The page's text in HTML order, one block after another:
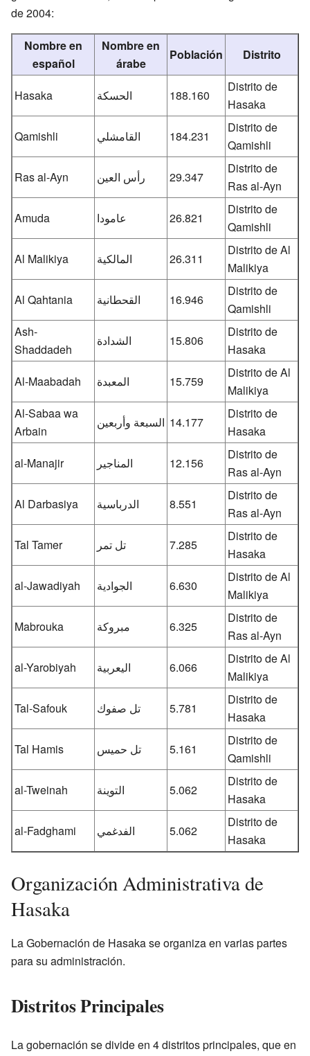
de 2004:
Nombre en
español
Nombre en
árabe
Población Distrito
Hasaka الحسكة 188.160
Distrito de
Hasaka
Qamishli
القامشلي 184.231
Distrito de
Qamishli
Ras al-Ayn
رأس العين 29.347
Distrito de
Ras al-Ayn
Amuda
عامودا 26.821
Distrito de
Qamishli
Al Malikiya
المالكية 26.311
Distrito de Al
Malikiya
Al Qahtania
القحطانية 16.946
Distrito de
Qamishli
Ash-
Shaddadeh
الشدادة 15.806
Distrito de
Hasaka
Al-Maabadah
المعبدة 15.759
Distrito de Al
Malikiya
Al-Sabaa wa
Arbain
السبعة وأربعين 14.177
Distrito de
Hasaka
al-Manajir
المناجير 12.156
Distrito de
Ras al-Ayn
Al Darbasiya
الدرباسية 8.551
Distrito de
Ras al-Ayn
Tal Tamer
تل تمر 7.285
Distrito de
Hasaka
al-Jawadiyah
الجوادية 6.630
Distrito de Al
Malikiya
Mabrouka
مبروكة 6.325
Distrito de
Ras al-Ayn
al-Yarobiyah
اليعربية 6.066
Distrito de Al
Malikiya
Tal-Safouk
تل صفوك 5.781
Distrito de
Hasaka
Tal Hamis
تل حميس 5.161
Distrito de
Qamishli
al-Tweinah
التوينة 5.062
Distrito de
Hasaka
al-Fadghami
الفدغمي 5.062
Distrito de
Hasaka
Organización Administrativa de
Hasaka
La Gobernación de Hasaka se organiza en varias partes
para su administración.
Distritos Principales
La gobernación se divide en 4 distritos principales, que en